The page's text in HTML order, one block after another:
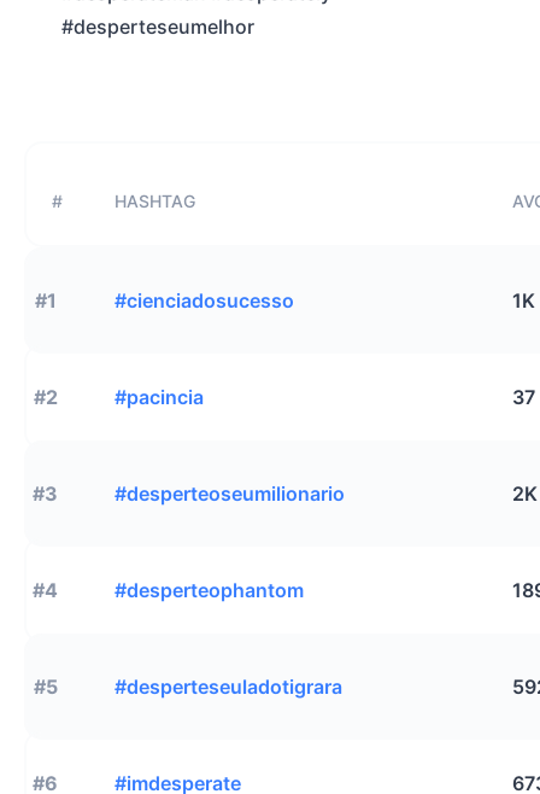
#desperteseumelhor
# HASHTAG
#1 #cienciadosucesso 1K
#2 #pacincia 37
#3 #desperteoseumilionario 2K
#4 #desperteophantom
#5 #desperteseuladotigrara
#6 #imdesperate